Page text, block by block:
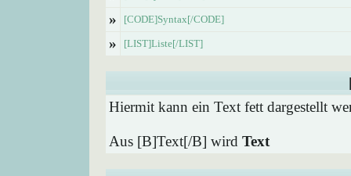
» [CODE]Syntax[/CODE]
» [LIST]Liste[/LIST]
Hiermit kann ein Text fett dargestellt
Aus [B]Text[/B] wird Text